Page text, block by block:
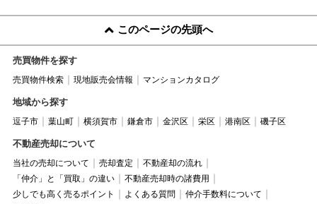
このページの先頭へ
売買物件を探す
売買物件検索 現地販売会情報 マンションカタログ
地域から探す
逗子市 葉山町 横須賀市 鎌倉市 金沢区 栄区 港南区 磯子区
不動産売却について
当社の売却について 売却査定
不動産却の流れ
「仲介」と「買取」の違い
不動産売却時の諸費用
少しでも高く売るポイント
よくある質問
仲介手数料について